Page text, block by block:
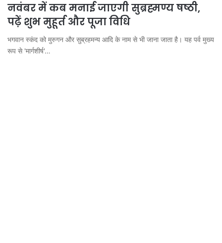
नवंबर में कब मनाई जाएगी सुब्रह्मण्य षष्ठी,
पढ़ें शुभ मुहूर्त और पूजा विधि
भगवान स्कंद को मुरुगन और सुब्रहमन्य आदि के नाम से भी जाना जाता है। यह पर्व मुख्य
रूप से 'मार्गशीर्ष'…